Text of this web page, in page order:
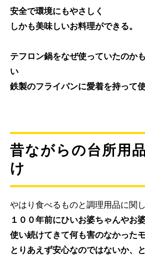
安全で環境にもやさしく
しかも美味しいお料理ができる。
テフロン鍋をなぜ使っていたのか
い
鉄製のフライパンに愛着を持って
昔ながらの台所用
け
やはり食べるものと調理用品に関
１００年前にひいお婆ちゃんやお
使い続けてきて何も害のなかった
とりあえず安心なのではないか、